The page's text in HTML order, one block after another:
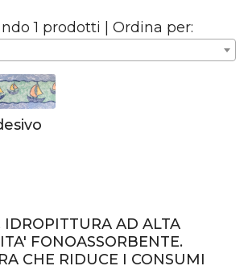
1 prodotti | Ordina per:
AD ALTA
FONOASSORBENTE.
CHE RIDUCE I CONSUMI